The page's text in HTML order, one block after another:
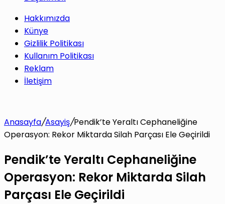
Hakkımızda
Künye
Gizlilik Politikası
Kullanım Politikası
Reklam
İletişim
Anasayfa/Asayiş/Pendik’te Yeraltı Cephaneliğine
Operasyon: Rekor Miktarda Silah Parçası Ele Geçirildi
Pendik’te Yeraltı Cephaneliğine
Operasyon: Rekor Miktarda Silah
Parçası Ele Geçirildi